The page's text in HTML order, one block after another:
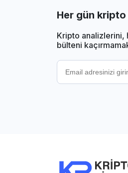
Her gün
Kripto analizlerini,
bülteni